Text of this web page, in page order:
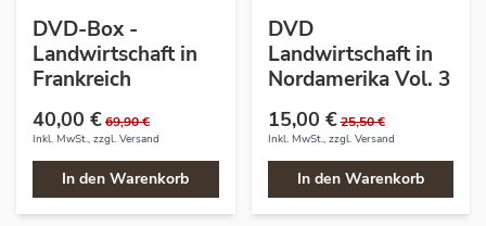
DVD-Box -
Landwirtschaft in
Frankreich
40,00 €69,90 €
Inkl. MwSt., zzgl. Versand
In den Warenkorb
DVD
Landwirtschaft in
Nordamerika Vol. 3
15,00 €25,50 €
Inkl. MwSt., zzgl. Versand
In den Warenkorb